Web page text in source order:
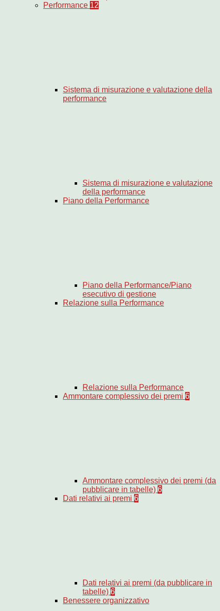
Performance 12
Sistema di misurazione e valutazione della
performance
Sistema di misurazione e valutazione
della performance
Piano della Performance
Piano della Performance/Piano
esecutivo di gestione
Relazione sulla Performance
Relazione sulla Performance
Ammontare complessivo dei premi 6
Ammontare complessivo dei premi (da
pubblicare in tabelle) 6
Dati relativi ai premi 6
Dati relativi ai premi (da pubblicare in
tabelle) 6
Benessere organizzativo